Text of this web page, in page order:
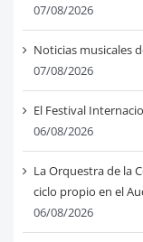
07/08/2026
Noticias musicales
07/08/2026
El Festival
06/08/2026
La Orquestra de la
ciclo propio en el
06/08/2026